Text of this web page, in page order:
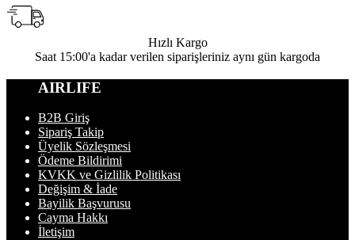
Hızlı Kargo
Saat 15:00'a kadar verilen siparişleriniz aynı gün kargoda
AIRLIFE
B2B Giriş
Sipariş Takip
Üyelik Sözleşmesi
Ödeme Bildirimi
KVKK ve Gizlilik Politikası
Değişim & İade
Bayilik Başvurusu
Cayma Hakkı
İletişim